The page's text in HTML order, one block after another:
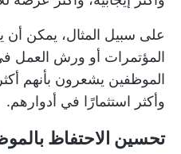
على سبيل المثال، يمكن
المؤتمرات أو ورش العمل
الموظفين يشعرون بأنهم
وأكثر استثمارًا في أدوارهم.
تحسين الاحتفاظ